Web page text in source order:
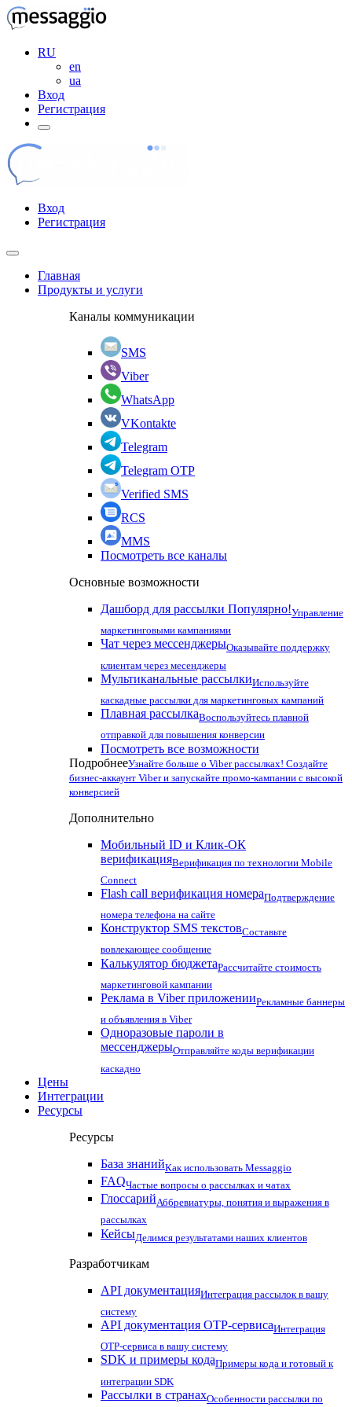
RU
en
ua
Вход
Регистрация
Вход
Регистрация
Главная
Продукты и услуги
Каналы коммуникации
SMS
Viber
WhatsApp
VKontakte
Telegram
Telegram OTP
Verified SMS
RCS
MMS
Посмотреть все каналы
Основные возможности
Дашборд для рассылки Популярно!Управление
маркетинговыми кампаниями
Чат через мессенджерыОказывайте поддержку
клиентам через месенджеры
Мультиканальные рассылкиИспользуйте
каскадные рассылки для маркетинговых кампаний
Плавная рассылкаВоспользуйтесь плавной
отправкой для повышения конверсии
Посмотреть все возможности
ПодробнееУзнайте больше о Viber рассылках! Создайте
бизнес-аккаунт Viber и запускайте промо-кампании с высокой
конверсией
Дополнительно
Мобильный ID и Клик-ОК
верификацияВерификация по технологии Mobile
Connect
Flash call верификация номераПодтверждение
номера телефона на сайте
Конструктор SMS текстовСоставьте
вовлекающее сообщение
Калькулятор бюджетаРассчитайте стоимость
маркетинговой кампании
Реклама в Viber приложенииРекламные баннеры
и объявления в Viber
Одноразовые пароли в
мессенджерыОтправляйте коды верификации
каскадно
Цены
Интеграции
Ресурсы
Ресурсы
База знанийКак использовать Messaggio
FAQЧастые вопросы о рассылках и чатах
ГлоссарийАббревиатуры, понятия и выражения в
рассылках
КейсыДелимся результатами наших клиентов
Разработчикам
API документацияИнтеграция рассылок в вашу
систему
API документация OTP-сервисаИнтеграция
OTP-сервиса в вашу систему
SDK и примеры кодаПримеры кода и готовый к
интеграции SDK
Рассылки в странахОсобенности рассылки по